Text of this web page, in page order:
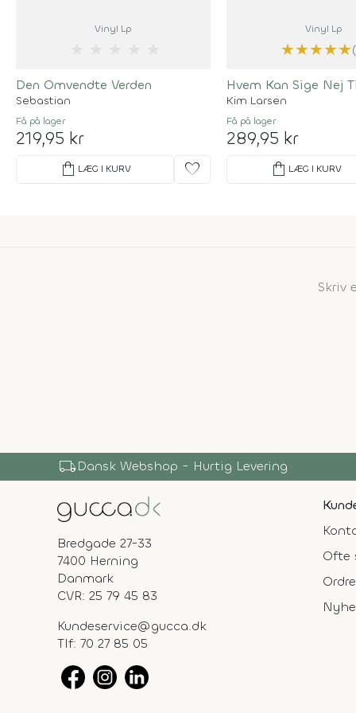
Vinyl Lp
Den Omvendte Verden
Sebastian
Få på lager
219,95 kr
shopping_bag LÆG I KURV favorite
Vinyl Lp
★★★★★
Hvem Kan Sige Nej
Kim Larsen
Få på lager
289,95 kr
shopping_bag LÆG I KURV
Skriv
local_shippingDansk Webshop - Hurtig Levering
Ofte
Bredgade 27-33
7400 Herning
Danmark
CVR: 25 79 45 83
Kundeservice@gucca.dk
Tlf: 70 27 85 05